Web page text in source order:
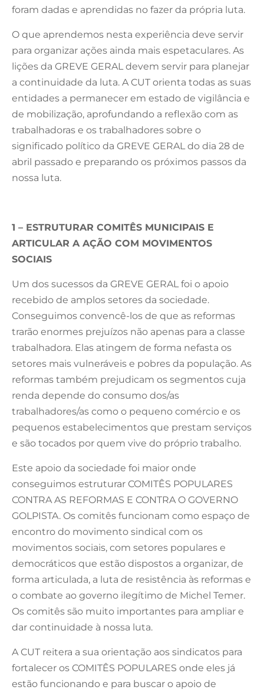
foram dadas e aprendidas no fazer da própria luta.
O que aprendemos nesta experiência deve servir
para organizar ações ainda mais espetaculares. As
lições da GREVE GERAL devem servir para planejar
a continuidade da luta. A CUT orienta todas as suas
entidades a permanecer em estado de vigilância e
de mobilização, aprofundando a reflexão com as
trabalhadoras e os trabalhadores sobre o
significado político da GREVE GERAL do dia 28 de
abril passado e preparando os próximos passos da
nossa luta.
1 – ESTRUTURAR COMITÊS MUNICIPAIS E
ARTICULAR A AÇÃO COM MOVIMENTOS
SOCIAIS
Um dos sucessos da GREVE GERAL foi o apoio
recebido de amplos setores da sociedade.
Conseguimos convencê-los de que as reformas
trarão enormes prejuízos não apenas para a classe
trabalhadora. Elas atingem de forma nefasta os
setores mais vulneráveis e pobres da população. As
reformas também prejudicam os segmentos cuja
renda depende do consumo dos/as
trabalhadores/as como o pequeno comércio e os
pequenos estabelecimentos que prestam serviços
e são tocados por quem vive do próprio trabalho.
Este apoio da sociedade foi maior onde
conseguimos estruturar COMITÊS POPULARES
CONTRA AS REFORMAS E CONTRA O GOVERNO
GOLPISTA. Os comitês funcionam como espaço de
encontro do movimento sindical com os
movimentos sociais, com setores populares e
democráticos que estão dispostos a organizar, de
forma articulada, a luta de resistência às reformas e
o combate ao governo ilegítimo de Michel Temer.
Os comitês são muito importantes para ampliar e
dar continuidade à nossa luta.
A CUT reitera a sua orientação aos sindicatos para
fortalecer os COMITÊS POPULARES onde eles já
estão funcionando e para buscar o apoio de